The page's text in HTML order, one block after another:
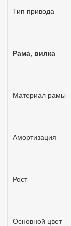
Тип привода
Рама, вилка
Материал рамы
Амортизация
Рост
Основной цвет